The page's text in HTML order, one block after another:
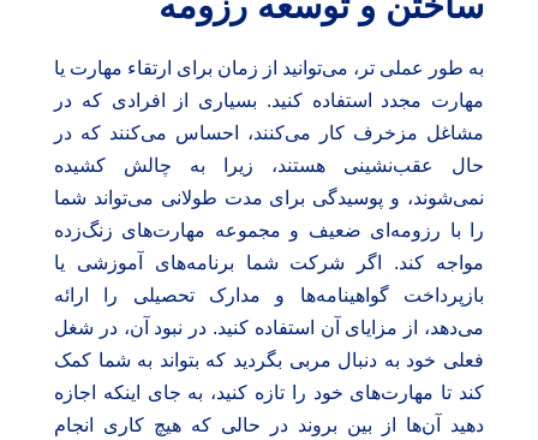
به طور عملی تر، می‌توانید از زمان برای ارتقاء مهارت یا
مهارت مجدد استفاده کنید. بسیاری از افرادی که در
مشاغل مزخرف کار می‌کنند، احساس می‌کنند که در
حال عقب‌نشینی هستند، زیرا به چالش کشیده
نمی‌شوند، و پوسیدگی برای مدت طولانی می‌تواند شما
را با رزومه‌ای ضعیف و مجموعه مهارت‌های زنگ‌زده
مواجه کند. اگر شرکت شما برنامه‌های آموزشی یا
بازپرداخت گواهینامه‌ها و مدارک تحصیلی را ارائه
می‌دهد، از مزایای آن استفاده کنید. در نبود آن، در شغل
فعلی خود به دنبال مربی بگردید که بتواند به شما کمک
کند تا مهارت‌های خود را تازه کنید، به جای اینکه اجازه
دهید آن‌ها از بین بروند در حالی که هیچ کاری انجام